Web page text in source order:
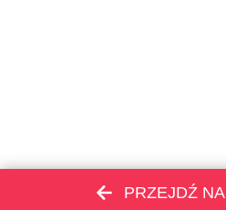
PRZEJDŹ NA